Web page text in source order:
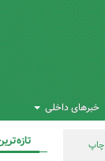
خبرهای داخلی
چاپ